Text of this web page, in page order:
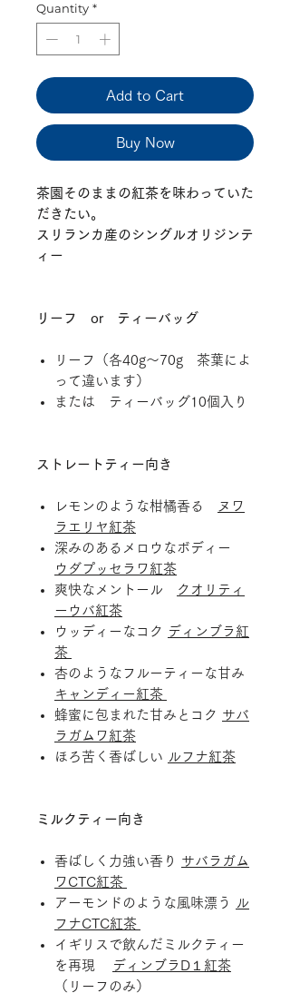
Quantity *
Add to Cart
Buy Now
茶園そのままの紅茶を味わっていた
だきたい。
スリランカ産のシングルオリジンテ
ィー
リーフ or ティーバッグ
リーフ（各40g～70g 茶葉によ
って違います）
または ティーバッグ10個入り
ストレートティー向き
レモンのような柑橘香る
ヌワ
ラエリヤ紅茶
深みのあるメロウなボディー
ウダプッセラワ紅茶
爽快なメントール
クオリティ
ーウバ紅茶
ウッディーなコク ディンブラ紅
茶
杏のようなフルーティーな甘み
キャンディー紅茶
蜂蜜に包まれた甘みとコク サバ
ラガムワ紅茶
ほろ苦く香ばしい ルフナ紅茶
ミルクティー向き
香ばしく力強い香り サバラガム
ワCTC紅茶
アーモンドのような風味漂う
ル
フナCTC紅茶
イギリスで飲んだミルクティー
を再現
ディンブラD１紅茶
（リーフのみ）